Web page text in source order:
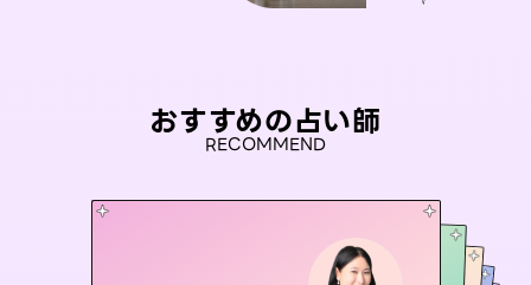
おすすめの占い師
RECOMMEND